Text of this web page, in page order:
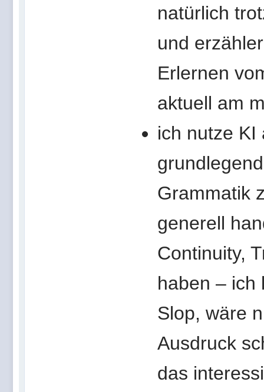
natürlich
und
Erlernen
aktuell am
ich nutze KI
Grammatik
generell
Continuity,
haben – ich
Slop, wäre
Ausdruck
das